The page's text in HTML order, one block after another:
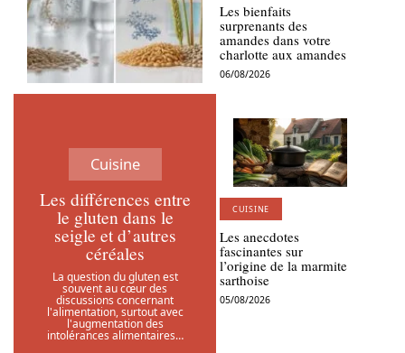
Cuisine
Les différences entre
le gluten dans le
seigle et d’autres
céréales
La question du gluten est
souvent au cœur des
discussions concernant
l'alimentation, surtout avec
l'augmentation des
intolérances alimentaires…
Les bienfaits
surprenants des
amandes dans votre
charlotte aux amandes
06/08/2026
CUISINE
Les anecdotes
fascinantes sur
l’origine de la marmite
sarthoise
05/08/2026